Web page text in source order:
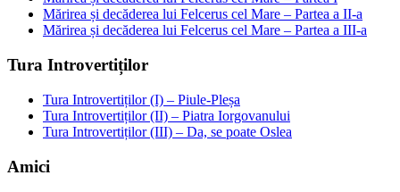
Mărirea și decăderea lui Felcerus cel Mare – Partea a II-a
Mărirea și decăderea lui Felcerus cel Mare – Partea a III-a
Tura Introvertiților
Tura Introvertiților (I) – Piule-Pleșa
Tura Introvertiților (II) – Piatra Iorgovanului
Tura Introvertiților (III) – Da, se poate Oslea
Amici